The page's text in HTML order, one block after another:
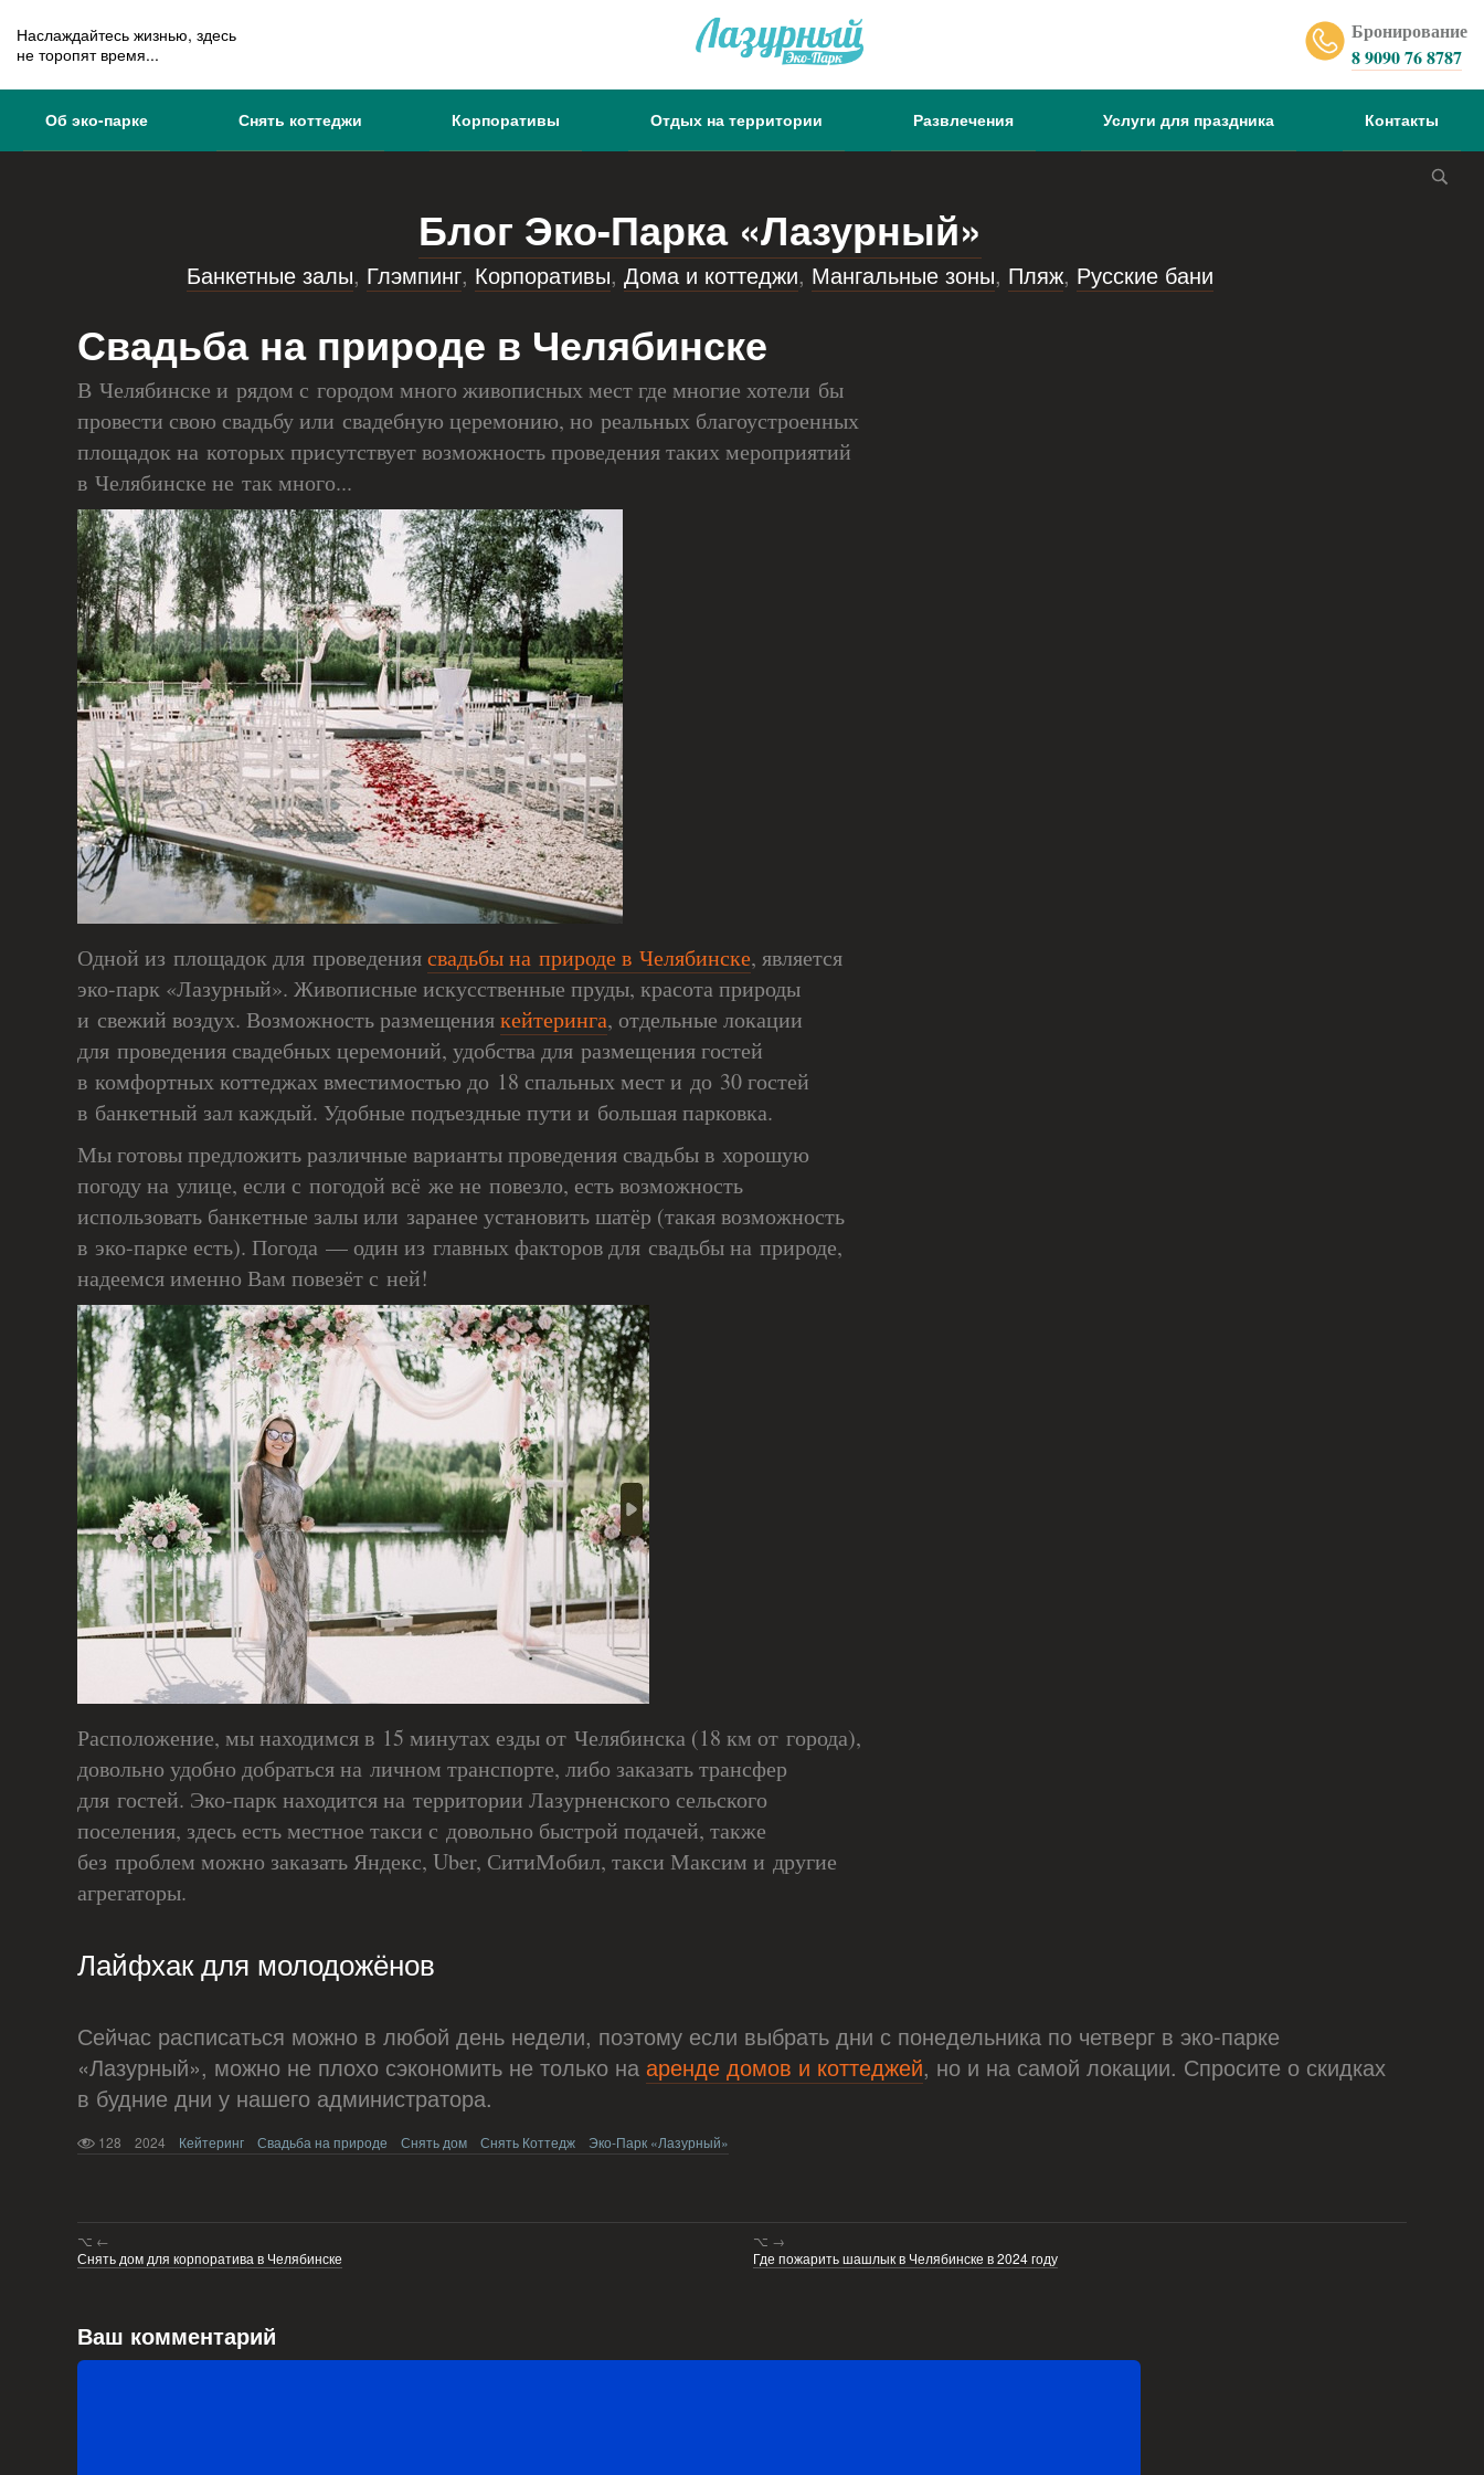
Наслаждайтесь жизнью, здесь
не торопят время...
Бронирование
8 9090 76 8787
Об эко-парке Снять коттеджи Корпоративы Отдых на территории Развлечения Услуги для праздника Контакты
Блог Эко-Парка «Лазурный»
Банкетные залы, Глэмпинг, Корпоративы, Дома и коттеджи, Мангальные зоны, Пляж, Русские бани
Свадьба на природе в Челябинске
В Челябинске и рядом с городом много живописных мест где многие хотели бы
провести свою свадьбу или свадебную церемонию, но реальных благоустроенных
площадок на которых присутствует возможность проведения таких мероприятий
в Челябинске не так много...
Одной из площадок для проведениясвадьбы на природе в Челябинске, является
эко-парк «Лазурный». Живописные искусственные пруды, красота природы
и свежий воздух. Возможность размещениякейтеринга, отдельные локации
для проведения свадебных церемоний, удобства для размещения гостей
в комфортных коттеджах вместимостью до 18 спальных мест и до 30 гостей
в банкетный зал каждый. Удобные подъездные пути и большая парковка.
Мы готовы предложить различные варианты проведения свадьбы в хорошую
погоду на улице, если с погодой всё же не повезло, есть возможность
использовать банкетные залы или заранее установить шатёр (такая возможность
в эко-парке есть). Погода — один из главных факторов для свадьбы на природе,
надеемся именно Вам повезёт с ней!
Расположение, мы находимся в 15 минутах езды от Челябинска (18 км от города),
довольно удобно добраться на личном транспорте, либо заказать трансфер
для гостей. Эко-парк находится на территории Лазурненского сельского
поселения, здесь есть местное такси с довольно быстрой подачей, также
без проблем можно заказать Яндекс, Uber, СитиМобил, такси Максим и другие
агрегаторы.
Лайфхак для молодожёнов
Сейчас расписаться можно в любой день недели, поэтому если выбрать дни с понедельника по четверг в эко-парке
«Лазурный», можно не плохо сэкономить не только нааренде домов и коттеджей, но и на самой локации. Спросите о скидках
в будние дни у нашего администратора.
128 2024 Кейтеринг Свадьба на природе Снять дом Снять Коттедж Эко-Парк «Лазурный»
⌥ ←
Снять дом для корпоратива в Челябинске
⌥ →
Где пожарить шашлык в Челябинске в 2024 году
Ваш комментарий